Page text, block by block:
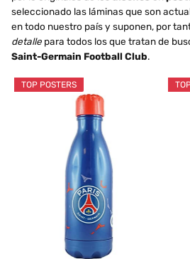
seleccionado las láminas que son
en todo nuestro país y suponen, por
detalle para todos los que tratan de
Saint-Germain Football Club.
TOP POSTERS